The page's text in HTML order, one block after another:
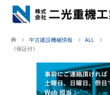
中古建設機械情報 ALL
《保証付》